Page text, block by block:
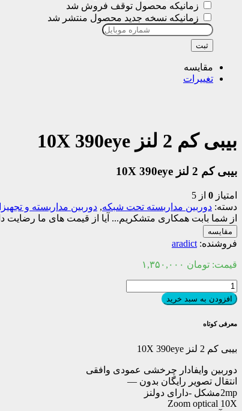
زمانیکه محصول توقف فروش شد
زمانیکه نسخه جدید محصول منتشر شد
ثبت
مقایسه
تغییرات
بیبی کم 2 لنز 10X 390eye
بیبی کم 2 لنز 10X 390eye
امتیاز 0 از 5
دسته: دوربین مداربسته تحت شبکه, دوربین مداربسته و
از شما بابت همکاری متشکریم... آیا از قیمت های ما رضایت
مقایسه
فروشنده: aradict
قیمت: تومان
بیبی
کم
2
10X
عدد
افزودن به سبد خرید
معرفی کوتاه
بیبی کم 2 لنز 10X 390eye
دوربین وایفادار چرخشی عمودی وافقی
انتقال تصویر رایگان بدون —
2mpمشکل -دارای دولنز
Zoom optical 10X